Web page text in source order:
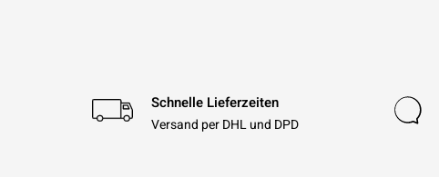
Schnelle Lieferzeiten
Versand per DHL und DPD